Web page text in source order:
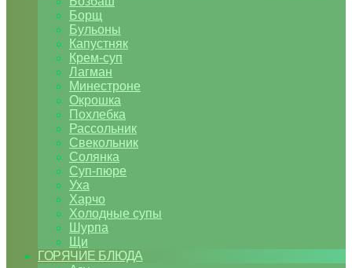
Борщ
Бульоны
Капустняк
Крем-суп
Лагман
Минестроне
Окрошка
Похлебка
Рассольник
Свекольник
Солянка
Суп-пюре
Уха
Харчо
Холодные супы
Шурпа
Щи
ГОРЯЧИЕ БЛЮДА